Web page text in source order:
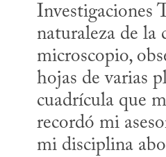
Investigaciones
naturaleza de la
microscopio,
hojas de varias
cuadrícula que
recordó mi
mi disciplina